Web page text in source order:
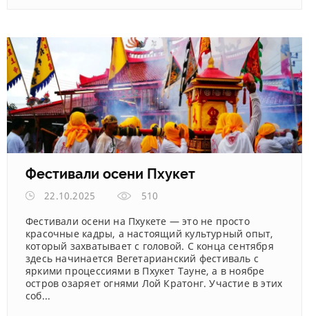
Фестивали осени Пхукет
22.10.2025
510
Фестивали осени на Пхукете — это не просто
красочные кадры, а настоящий культурный опыт,
который захватывает с головой. С конца сентября
здесь начинается Вегетарианский фестиваль с
яркими процессиями в Пхукет Тауне, а в ноябре
остров озаряет огнями Лой Кратонг. Участие в этих
соб...